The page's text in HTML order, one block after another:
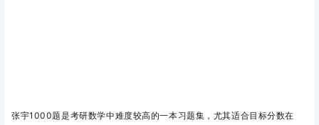
张宇1000题是考研数学中难度较高的一本习题集，尤其适合目标分数在